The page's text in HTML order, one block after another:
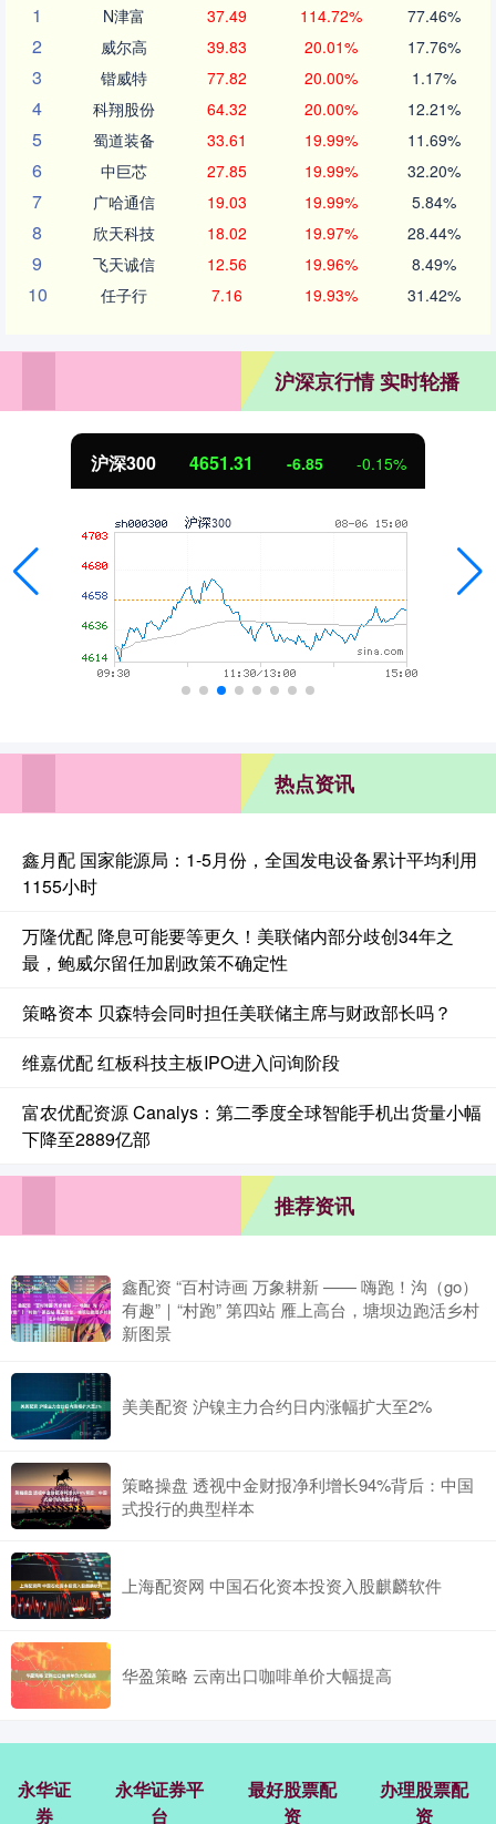
1
N津富 37.49 114.72% 77.46%
2 威尔高 39.83 20.01% 17.76%
3 锴威特 77.82 20.00% 1.17%
4 科翔股份 64.32 20.00% 12.21%
5 蜀道装备 33.61 19.99% 11.69%
6 中巨芯 27.85 19.99% 32.20%
7 广哈通信 19.03 19.99% 5.84%
8 欣天科技 18.02 19.97% 28.44%
9 飞天诚信 12.56 19.96% 8.49%
10 任子行 7.16 19.93% 31.42%
沪深京行情 实时轮播
沪深300 4651.31 -6.85 -0.15%
热点资讯
鑫月配 国家能源局：1-5月份，全国发电设备累计平均利用
1155小时
万隆优配 降息可能要等更久！美联储内部分歧创34年之
最，鲍威尔留任加剧政策不确定性
策略资本 贝森特会同时担任美联储主席与财政部长吗？
维嘉优配 红板科技主板IPO进入问询阶段
富农优配资源 Canalys：第二季度全球智能手机出货量小幅
下降至2889亿部
推荐资讯
鑫配资 “百村诗画 万象耕新 —— 嗨跑！沟（go）
有趣”｜“村跑” 第四站 雁上高台，塘坝边跑活乡村
新图景
美美配资 沪镍主力合约日内涨幅扩大至2%
策略操盘 透视中金财报净利增长94%背后：中国
式投行的典型样本
上海配资网 中国石化资本投资入股麒麟软件
华盈策略 云南出口咖啡单价大幅提高
永华证
券
永华证券平
台
最好股票配
资
办理股票配
资